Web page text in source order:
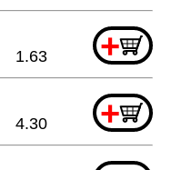
+
1.63
+
4.30